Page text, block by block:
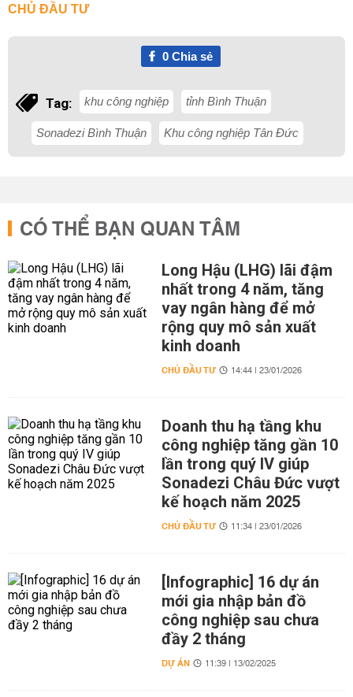
CHỦ ĐẦU TƯ
0Chia sẻ
Tag: khu công nghiệp tỉnh Bình Thuận
Sonadezi Bình Thuận Khu công nghiệp Tân Đức
CÓ THỂ BẠN QUAN TÂM
Long Hậu (LHG) lãi đậm
nhất trong 4 năm, tăng
vay ngân hàng để mở
rộng quy mô sản xuất
kinh doanh
CHỦ ĐẦU TƯ 14:44 | 23/01/2026
Doanh thu hạ tầng khu
công nghiệp tăng gần 10
lần trong quý IV giúp
Sonadezi Châu Đức vượt
kế hoạch năm 2025
CHỦ ĐẦU TƯ 11:34 | 23/01/2026
[Infographic] 16 dự án
mới gia nhập bản đồ
công nghiệp sau chưa
đầy 2 tháng
DỰ ÁN 11:39 | 13/02/2025